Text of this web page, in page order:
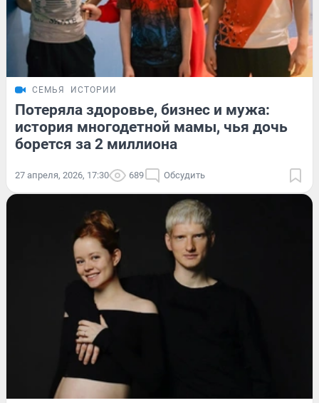
СЕМЬЯ ИСТОРИИ
Потеряла здоровье, бизнес и мужа:
история многодетной мамы, чья дочь
борется за 2 миллиона
27 апреля, 2026, 17:30 689 Обсудить